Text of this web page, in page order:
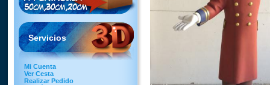
Servicios
Mi Cuenta
Ver Cesta
Realizar Pedido